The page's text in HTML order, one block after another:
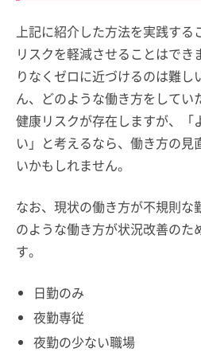
上記に紹介した方法を実践する
リスクを軽減させることはでき
りなくゼロに近づけるのは難し
ん、どのような働き方をしてい
健康リスクが存在しますが、「
い」と考えるなら、働き方の見
いかもしれません。
なお、現状の働き方が不規則な
のような働き方が状況改善のた
す。
日勤のみ
夜勤専従
夜勤の少ない職場